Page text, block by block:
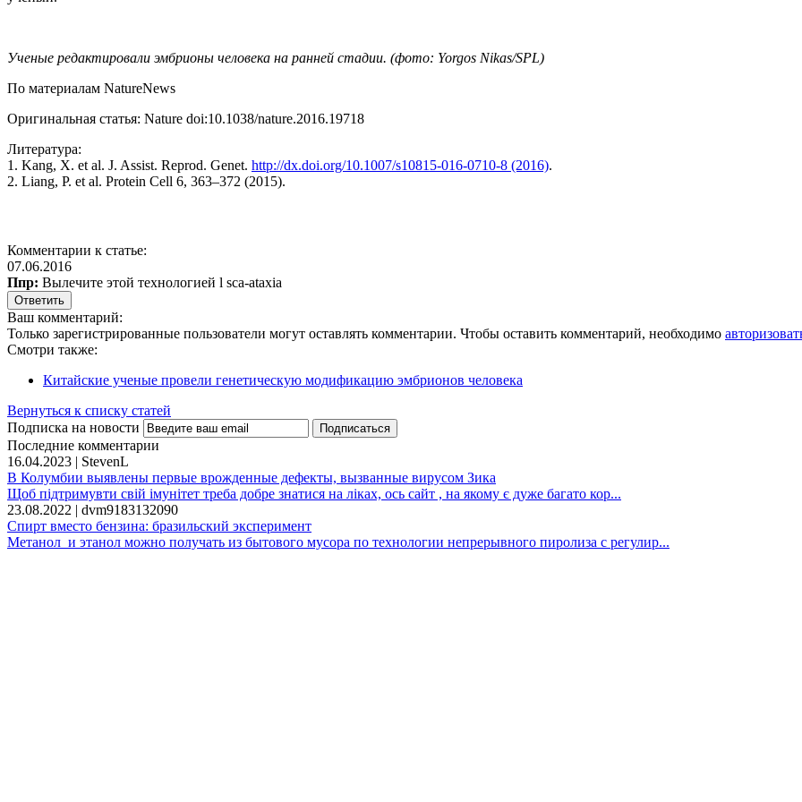
Ученые редактировали эмбрионы человека на ранней стадии. (фото: Yorgos Nikas/SPL)
По материалам NatureNews
Оригинальная статья: Nature doi:10.1038/nature.2016.19718
Литература:
1. Kang, X. et al. J. Assist. Reprod. Genet. http://dx.doi.org/10.1007/s10815-016-0710-8 (2016).
2. Liang, P. et al. Protein Cell 6, 363–372 (2015).
Комментарии к статье:
07.06.2016
Ппр: Вылечите этой технологией l sca-ataxia
Ваш комментарий:
Только зарегистрированные пользователи могут оставлять комментарии. Чтобы оставить комментарий, необходимо
Смотри также:
Китайские ученые провели генетическую модификацию эмбрионов человека
Вернуться к списку статей
Подписка на новости
Последние комментарии
16.04.2023 | StevenL
В Колумбии выявлены первые врожденные дефекты, вызванные вирусом Зика
Щоб підтримувти свій імунітет треба добре знатися на ліках, ось сайт , на якому є дуже багато кор...
23.08.2022 | dvm9183132090
Спирт вместо бензина: бразильский эксперимент
Метанол и этанол можно получать из бытового мусора по технологии непрерывного пиролиза с регулир...